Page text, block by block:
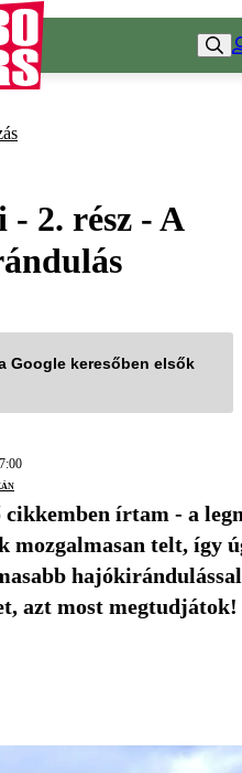
2. rész - A
Google keresőben elsők
írtam - a
mozgalmasan telt, így
azt most megtudjátok!